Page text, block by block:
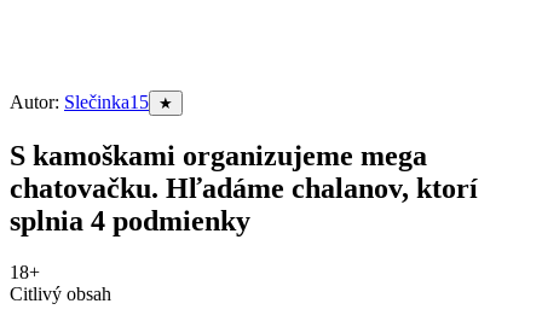
Autor: Slečinka15 ★
S kamoškami organizujeme mega
chatovačku. Hľadáme chalanov, ktorí
splnia 4 podmienky
18+
Citlivý obsah